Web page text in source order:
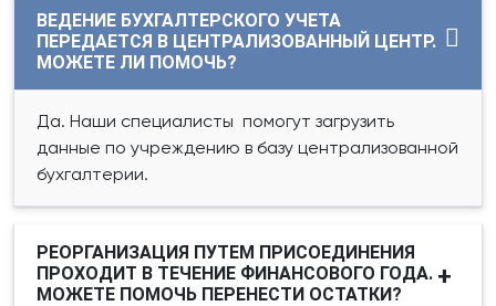
ВЕДЕНИЕ БУХГАЛТЕРСКОГО УЧЕТА
ПЕРЕДАЕТСЯ В ЦЕНТРАЛИЗОВАННЫЙ ЦЕНТР.
МОЖЕТЕ ЛИ ПОМОЧЬ?
Да. Наши специалисты помогут загрузить
данные по учреждению в базу централизованной
бухгалтерии.
РЕОРГАНИЗАЦИЯ ПУТЕМ ПРИСОЕДИНЕНИЯ
ПРОХОДИТ В ТЕЧЕНИЕ ФИНАНСОВОГО ГОДА.
МОЖЕТЕ ПОМОЧЬ ПЕРЕНЕСТИ ОСТАТКИ?